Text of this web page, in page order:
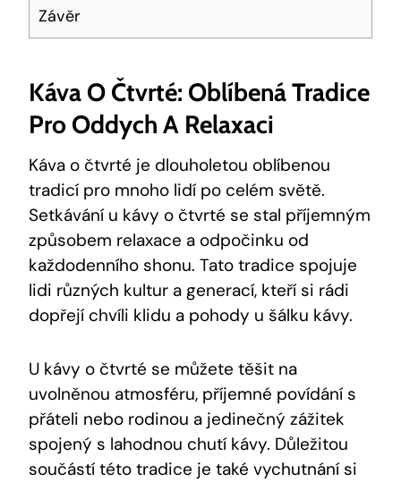
Závěr
Káva O Čtvrté: Oblíbená Tradice
Pro Oddych A Relaxaci
Káva o čtvrté je dlouholetou oblíbenou
tradicí pro mnoho lidí po celém světě.
Setkávání u kávy o čtvrté se stal příjemným
způsobem relaxace a odpočinku od
každodenního shonu. Tato tradice spojuje
lidi různých kultur a generací, kteří si rádi
dopřejí chvíli klidu a pohody u šálku kávy.
U kávy o čtvrté se můžete těšit na
uvolněnou atmosféru, příjemné povídání s
přáteli nebo rodinou a jedinečný zážitek
spojený s lahodnou chutí kávy. Důležitou
součástí této tradice je také vychutnání si